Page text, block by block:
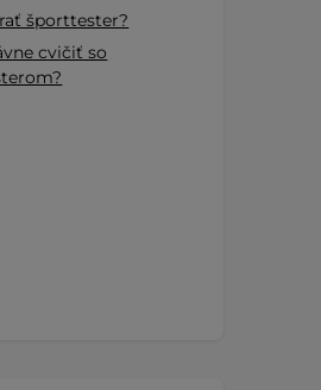
športtester?
cvičiť so